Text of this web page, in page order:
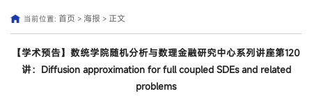
当前位置: 首页 > 海报 > 正文
【学术预告】数统学院随机分析与数理金融研究中心系列讲座第120
讲：Diffusion approximation for full coupled SDEs and related
problems